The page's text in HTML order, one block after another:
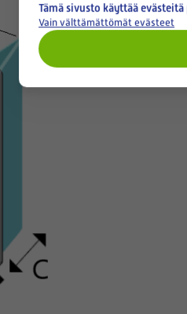
Tämä sivusto käyttää
Vain välttämättömät evästeet